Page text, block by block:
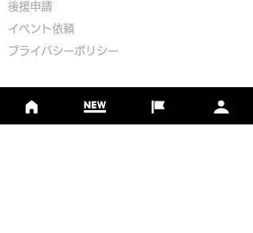
​後援申請
​イベント依頼
プライバシーポリシー